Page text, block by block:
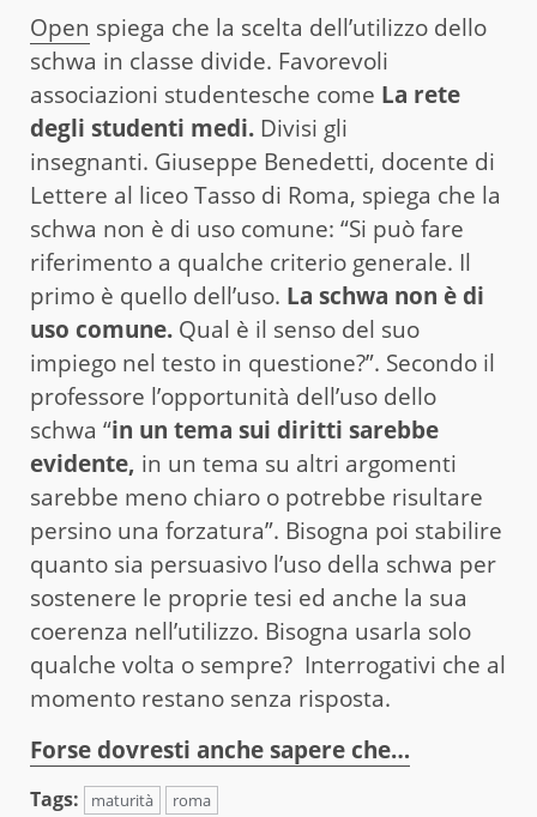
Open spiega che la scelta dell’utilizzo dello
schwa in classe divide. Favorevoli
associazioni studentesche come La rete
degli studenti medi. Divisi gli
insegnanti. Giuseppe Benedetti, docente di
Lettere al liceo Tasso di Roma, spiega che la
schwa non è di uso comune: “Si può fare
riferimento a qualche criterio generale. Il
primo è quello dell’uso. La schwa non è di
uso comune. Qual è il senso del suo
impiego nel testo in questione?”. Secondo il
professore l’opportunità dell’uso dello
schwa “in un tema sui diritti sarebbe
evidente, in un tema su altri argomenti
sarebbe meno chiaro o potrebbe risultare
persino una forzatura”. Bisogna poi stabilire
quanto sia persuasivo l’uso della schwa per
sostenere le proprie tesi ed anche la sua
coerenza nell’utilizzo. Bisogna usarla solo
qualche volta o sempre? Interrogativi che al
momento restano senza risposta.
Forse dovresti anche sapere che…
Tags: maturità roma